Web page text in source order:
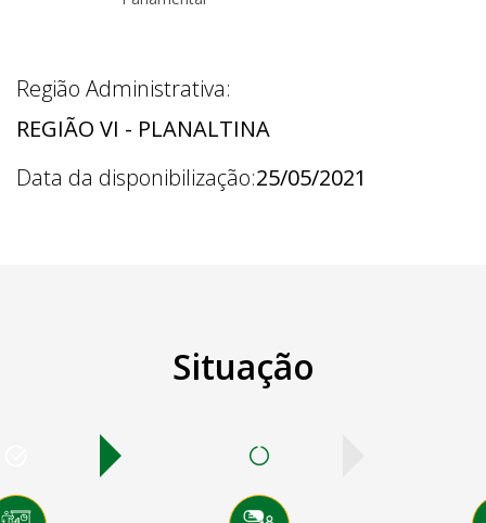
Região Administrativa:
REGIÃO VI - PLANALTINA
Data da disponibilização:25/05/2021
Situação